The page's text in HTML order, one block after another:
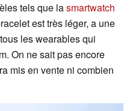
tels que lasmartwatch
est très léger, a une
les wearables qui
On ne sait pas encore
mis en vente ni combien